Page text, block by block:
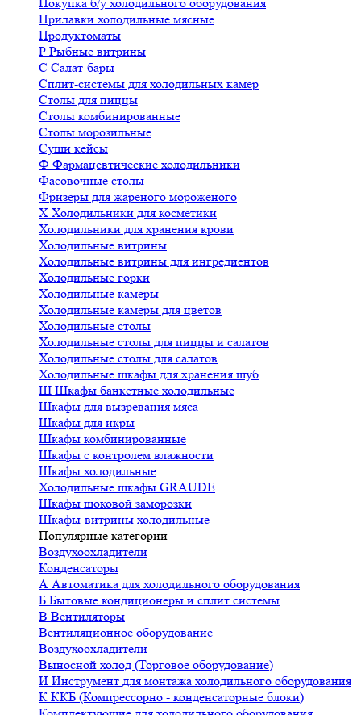
Прилавки холодильные мясные
Продуктоматы
Р Рыбные витрины
С Салат-бары
Сплит-системы для холодильных камер
Столы для пиццы
Столы комбинированные
Столы морозильные
Суши кейсы
Ф Фармацевтические холодильники
Фасовочные столы
Фризеры для жареного мороженого
Х Холодильники для косметики
Холодильники для хранения крови
Холодильные витрины
Холодильные витрины для ингредиентов
Холодильные горки
Холодильные камеры
Холодильные камеры для цветов
Холодильные столы
Холодильные столы для пиццы и салатов
Холодильные столы для салатов
Холодильные шкафы для хранения шуб
Ш Шкафы банкетные холодильные
Шкафы для вызревания мяса
Шкафы для икры
Шкафы комбинированные
Шкафы с контролем влажности
Шкафы холодильные
Холодильные шкафы GRAUDE
Шкафы шоковой заморозки
Шкафы-витрины холодильные
Популярные категории
Воздухоохладители
Конденсаторы
А Автоматика для холодильного оборудования
Б Бытовые кондиционеры и сплит системы
В Вентиляторы
Вентиляционное оборудование
Воздухоохладители
Выносной холод (Торговое оборудование)
И Инструмент для монтажа холодильного оборудования
К ККБ (Компрессорно - конденсаторные блоки)